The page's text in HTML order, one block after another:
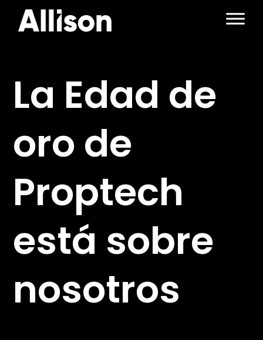
content
La Edad de
oro de
Proptech
está sobre
nosotros